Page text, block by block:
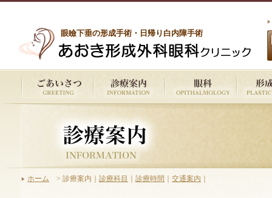
眼瞼下垂の形成手術・日帰り白内障手術
ホーム > 診療案内｜ 診療科目 診療時間 交通案内